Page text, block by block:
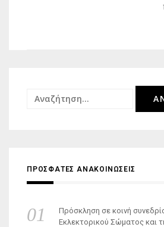
Αναζήτηση
ΠΡΟΣΦΑΤΕΣ ΑΝΑΚΟΙΝΩΣΕΙΣ
Πρόσκληση σε κοινή
Εκλεκτορικού Σώματος και